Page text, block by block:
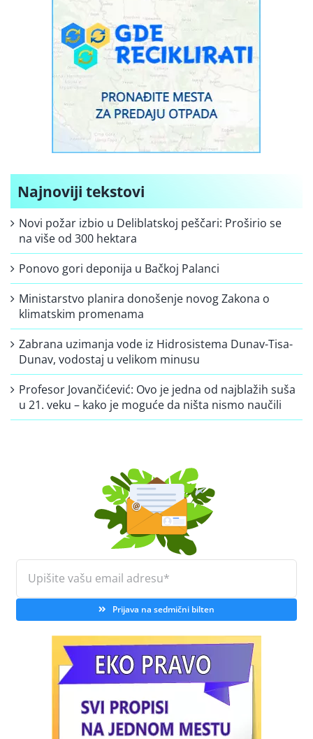
Najnoviji tekstovi
Novi požar izbio u Deliblatskoj peščari: Proširio se
na više od 300 hektara
Ponovo gori deponija u Bačkoj Palanci
Ministarstvo planira donošenje novog Zakona o
klimatskim promenama
Zabrana uzimanja vode iz Hidrosistema Dunav-Tisa-
Dunav, vodostaj u velikom minusu
Profesor Jovančićević: Ovo je jedna od najblažih suša
u 21. veku – kako je moguće da ništa nismo naučili
Prijava na sedmični bilten